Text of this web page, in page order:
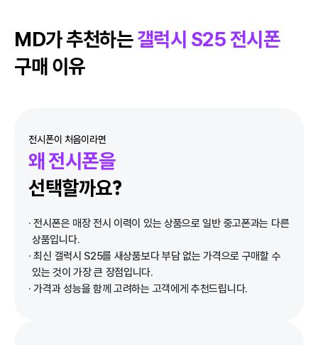
MD가 추천하는갤럭시 S25 전시폰
구매 이유
전시폰이 처음이라면
왜 전시폰을
선택할까요?
· 전시폰은 매장 전시 이력이 있는 상품으로 일반 중고폰과는 다른
상품입니다.
· 최신 갤럭시 S25를 새상품보다 부담 없는 가격으로 구매할 수
있는 것이 가장 큰 장점입니다.
· 가격과 성능을 함께 고려하는 고객에게 추천드립니다.